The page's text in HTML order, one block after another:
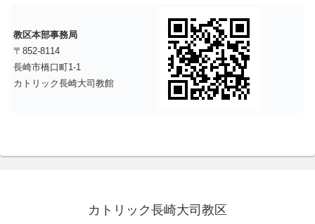
教区本部事務局
〒852-8114
長崎市橋口町1-1
カトリック長崎大司教館
カトリック長崎大司教区